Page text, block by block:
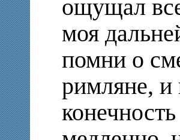
ощущал
моя
помни о
римляне,